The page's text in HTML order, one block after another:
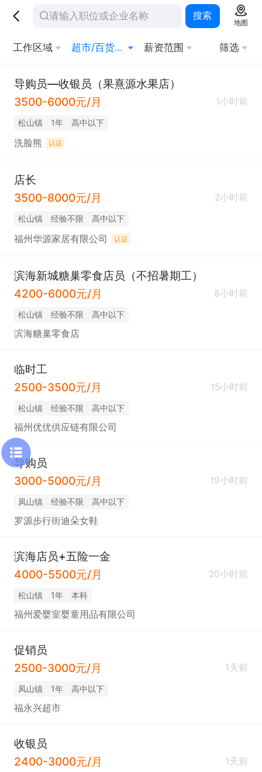
搜索
地图
工作区域 超市/百货/零售 薪资范围 筛选
导购员—收银员（果熹源水果店）
3500-6000元/月
1小时前
松山镇 1年 高中以下
洗脸熊 认证
店长
3500-8000元/月
2小时前
松山镇 经验不限 高中以下
福州华源家居有限公司 认证
滨海新城糖巢零食店员（不招暑期工）
4200-6000元/月
8小时前
松山镇 经验不限 高中以下
滨海糖巢零食店
临时工
2500-3500元/月
15小时前
松山镇 经验不限 高中以下
福州优优供应链有限公司
导购员
3000-5000元/月
19小时前
凤山镇 经验不限 高中以下
罗源步行街迪朵女鞋
滨海店员+五险一金
4000-5500元/月
20小时前
松山镇 1年 本科
福州爱婴室婴童用品有限公司
促销员
2500-3000元/月
1天前
凤山镇 1年 高中以下
福永兴超市
收银员
2400-3000元/月
1天前